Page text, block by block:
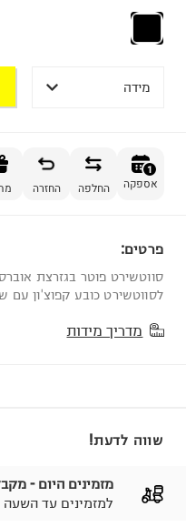
מידה
1
אספקה החלפה החזרה
פרטים:
סווטשירט פוטר בגזרצת
לסווטשירט כובע קפוצ'ון עם
מדריך מידות
שווה לדעת!